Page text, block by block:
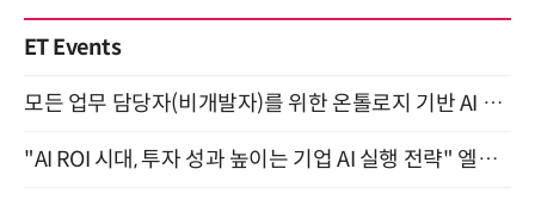
ET Events
모든 업무 담당자(비개발자)를 위한 온톨로지 기반 AI 지식체계 설계 1-day 워크숍 8월 20일 개최
"AI ROI 시대, 투자 성과 높이는 기업 AI 실행 전략" 엘타워 6층 (9월 18일)